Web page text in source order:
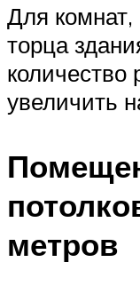
Для
торца
количество
увеличить
метров